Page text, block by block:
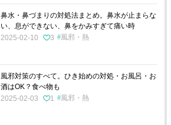
鼻水・鼻づまりの対処法まとめ。鼻水が止まらな
い、息ができない、鼻をかみすぎて痛い時
2025-02-10
3 風邪・熱
風邪対策のすべて。ひき始めの対処・お風呂・お
酒はOK？食べ物も
2025-02-03
1 風邪・熱